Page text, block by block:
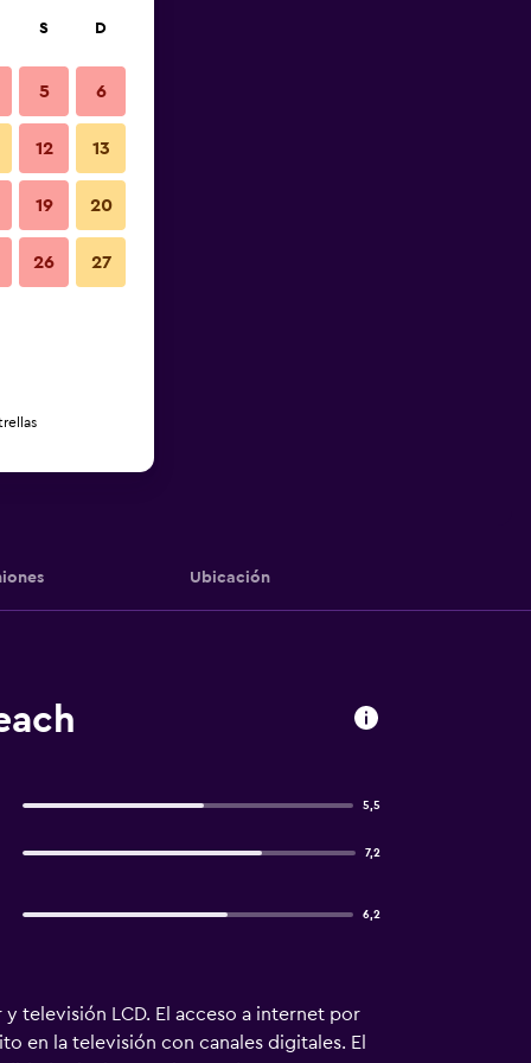
Ubicación
5,5
7,2
6,2
televisión LCD. El acceso a internet por
en la televisión con canales digitales. El
S D
5 6
12 13
19 20
26 27